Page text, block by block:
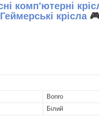
комп'ютерні
Геймерські крісла
Bonro
Білий